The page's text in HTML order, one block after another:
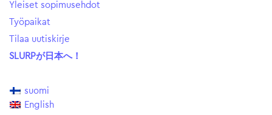
Yleiset sopimusehdot
Työpaikat
Tilaa uutiskirje
SLURPが日本へ！
suomi
English